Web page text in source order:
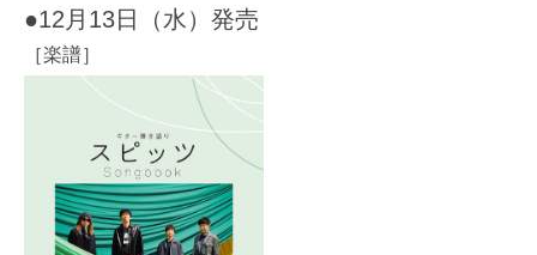
●12月13日（水）発売
［楽譜］